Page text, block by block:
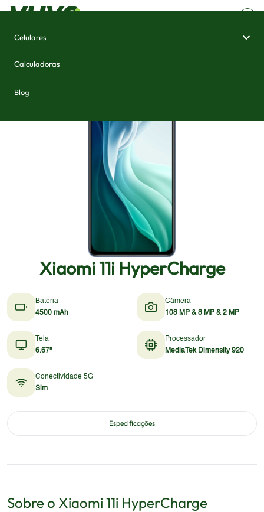
Celulares
Calculadoras
Blog
Xiaomi 11i HyperCharge
Bateria
4500 mAh
Câmera
108 MP & 8 MP & 2 MP
Tela
6.67"
Processador
MediaTek Dimensity 920
Conectividade 5G
Sim
Especificações
Sobre o Xiaomi 11i HyperCharge